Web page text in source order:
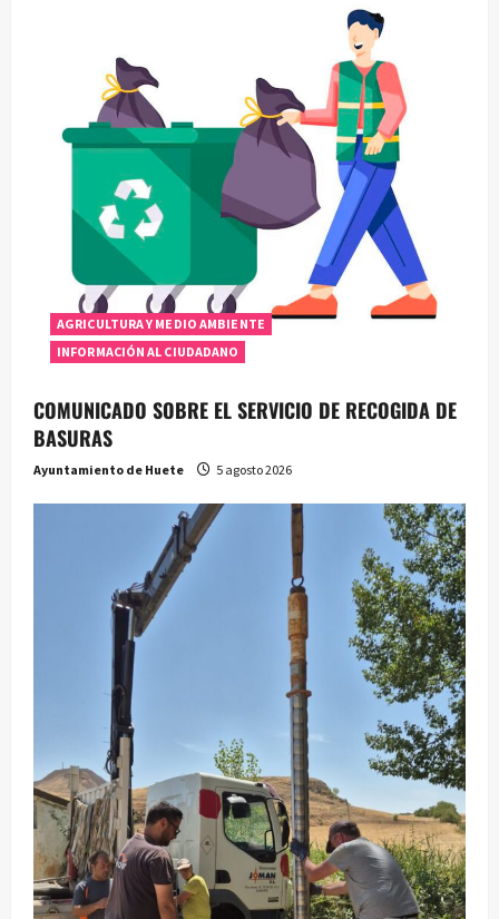
AGRICULTURA Y MEDIO AMBIENTE
INFORMACIÓN AL CIUDADANO
COMUNICADO SOBRE EL SERVICIO DE RECOGIDA DE
BASURAS
Ayuntamiento de Huete 5 agosto 2026